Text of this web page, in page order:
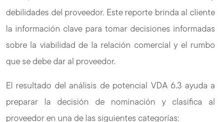
debilidades del proveedor. Este reporte brinda al cliente
la información clave para tomar decisiones informadas
sobre la viabilidad de la relación comercial y el rumbo
que se debe dar al proveedor.
El resultado del análisis de potencial VDA 6.3 ayuda a
preparar la decisión de nominación y clasifica al
proveedor en una de las siguientes categorías: